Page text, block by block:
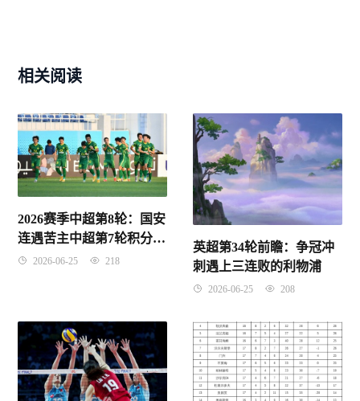
相关阅读
2026赛季中超第8轮：国安
连遇苦主中超第7轮积分榜
上出现怪现象
2026-06-25 218
英超第34轮前瞻：争冠冲
刺遇上三连败的利物浦
2026-06-25 208